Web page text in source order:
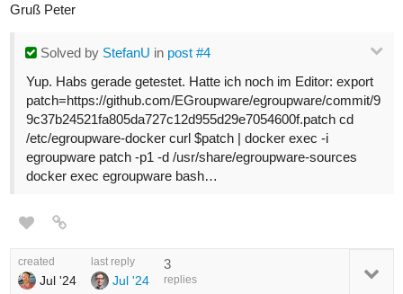
Gruß Peter
Solved by StefanU in post #4
Yup. Habs gerade getestet. Hatte ich noch im Editor: export
patch=https://github.com/EGroupware/egroupware/commit/9
9c37b24521fa805da727c12d955d29e7054600f.patch cd
/etc/egroupware-docker curl $patch | docker exec -i
egroupware patch -p1 -d /usr/share/egroupware-sources
docker exec egroupware bash…
created
Jul '24
last reply
Jul '24
3
replies